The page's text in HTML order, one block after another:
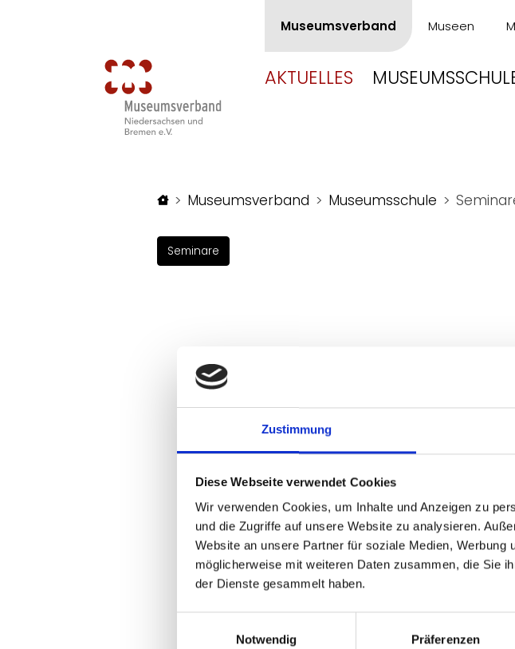
Zustimmung
Diese Webseite verwendet Cookies
Wir verwenden Cookies, um Inhalte und Anzeigen zu
und die Zugriffe auf unsere Website zu analysieren.
Website an unsere Partner für soziale Medien,
möglicherweise mit weiteren Daten zusammen, die Sie
der Dienste gesammelt haben.
Notwendig
Präferenzen
Museumsverband Museen
AKTUELLES
Startseite
Museumsverband Museumsschule
Seminare